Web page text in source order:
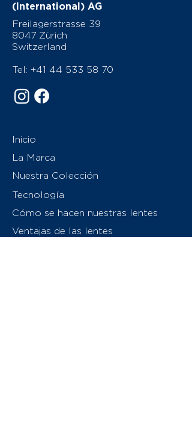
(International) AG
Freilagerstrasse 39
8047 Zürich
Switzerland
Tel: +41 44 533 58 70
Inicio
La Marca
Nuestra Colección
Tecnología
Cómo se hacen nuestras lentes
Ventajas de las lentes